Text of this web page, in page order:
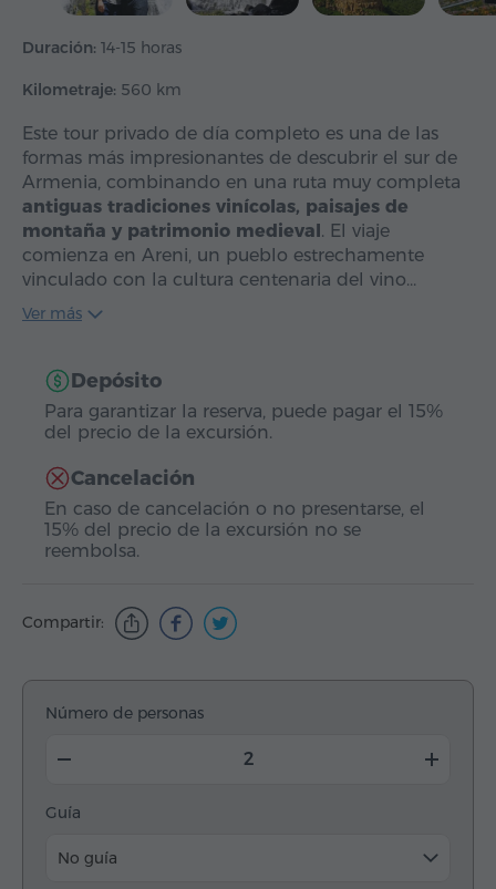
Duración: 14-15 horas
Kilometraje: 560 km
Este tour privado de día completo es una de las
formas más impresionantes de descubrir el sur de
Armenia, combinando en una ruta muy completa
antiguas tradiciones vinícolas, paisajes de
montaña y patrimonio medieval . El viaje
comienza en Areni, un pueblo estrechamente
vinculado con la cultura centenaria del vino…
Ver más
Depósito
Para garantizar la reserva, puede pagar el 15%
del precio de la excursión.
Cancelación
En caso de cancelación o no presentarse, el
15% del precio de la excursión no se
reembolsa.
Compartir:
Número de personas
Guía
No guía